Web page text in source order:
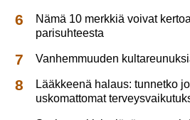
Nämä 10 merkkiä voivat
parisuhteesta
Vanhemmuuden
Lääkkeenä halaus: tunnetko
uskomattomat